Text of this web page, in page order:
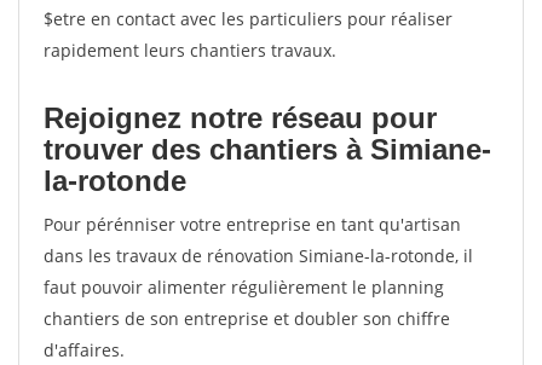
$etre en contact avec les particuliers pour réaliser
rapidement leurs chantiers travaux.
Rejoignez notre réseau pour
trouver des chantiers à Simiane-
la-rotonde
Pour pérénniser votre entreprise en tant qu'artisan
dans les travaux de rénovation Simiane-la-rotonde, il
faut pouvoir alimenter régulièrement le planning
chantiers de son entreprise et doubler son chiffre
d'affaires.